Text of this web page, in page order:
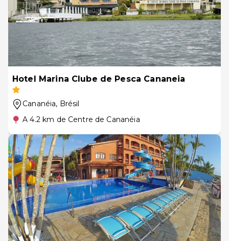
Hotel Marina Clube de Pesca Cananeia
Cananéia, Brésil
A 4.2 km de Centre de Cananéia